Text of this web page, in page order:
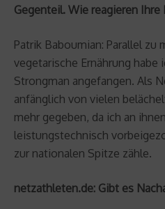
Gegenteil. Wie reagieren Ihre
Patrik Baboumian: Parallel zu
vegetarische Ernährung habe
Strongman angefangen. Als
anfänglich von vielen
mehr gegeben, da ich an
leistungstechnisch
zur nationalen Spitze zähle.
netzathleten.de: Gibt es